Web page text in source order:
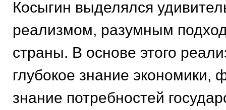
Косыгин выделялся
реализмом, разумным
страны. В основе этого
глубокое знание экономики,
знание потребностей